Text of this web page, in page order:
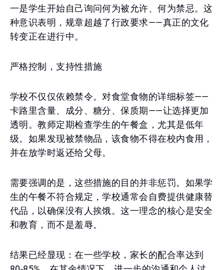
一是学生开始自己询问何为被允许、何为禁忌。这
种意识表明，规章超越了行政要求——真正的文化
转变正在进行中。
严格控制，支持性措施
学校不仅仅依赖禁令。对食堂食物的详细标签——
卡路里含量、成分、糖分、保质期——让选择更加
透明。教师定期检查学生的午餐盒，尤其是低年
级。如果发现被禁物品，该食物不得在校内食用，
并在放学时返还给父母。
需要强调的是，这些措施的目的并非惩罚。如果学
生的午餐不符合规定，学校通常会自费提供健康替
代品，以确保没有人挨饿。这一理念的核心是安全
和教育，而不是羞辱。
结果已经显现：在一些学校，家长的配合率达到